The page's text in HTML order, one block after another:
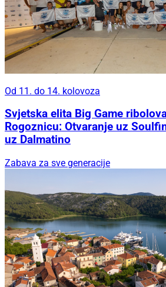
Od 11. do 14. kolovoza
Svjetska elita Big Game
Rogoznicu: Otvaranje uz
uz Dalmatino
Zabava za sve generacije